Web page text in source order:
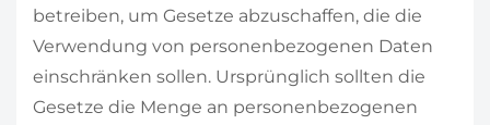
betreiben, um Gesetze abzuschaffen, die die
Verwendung von personenbezogenen Daten
einschränken sollen. Ursprünglich sollten die
Gesetze die Menge an personenbezogenen